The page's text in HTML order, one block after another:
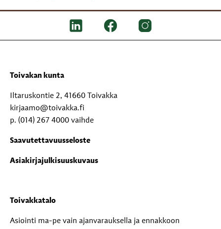
Toivakan kunta
Iltaruskontie 2, 41660 Toivakka
kirjaamo@toivakka.fi
p. (014) 267 4000 vaihde
Saavutettavuusseloste
Asiakirjajulkisuuskuvaus
Toivakkatalo
Asiointi ma-pe vain ajanvarauksella ja ennakkoon